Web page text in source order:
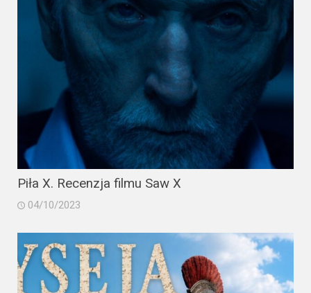
Piła X. Recenzja filmu Saw X
04/10/2023